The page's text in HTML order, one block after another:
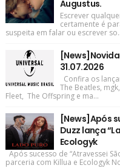
Augustus.
Escrever
certamente é
suspeita em falar ou escrever
31.07.2026
Confira os
The Beatles,
Fleet, The Offspring e ma...
[News]Após
Duzz lança
Ecologyk
Após sucesso de “Atravessei
parceria com Killua e Ecologyk